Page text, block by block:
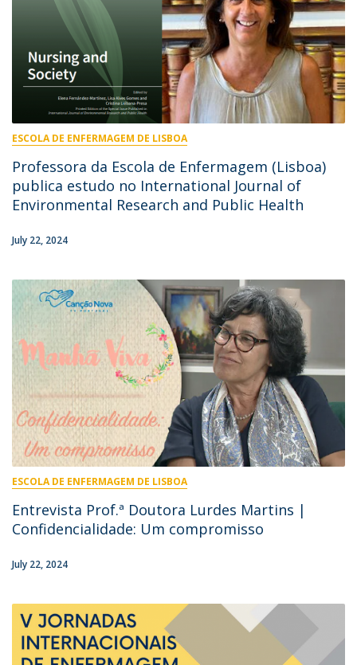
ESCOLA DE ENFERMAGEM DE LISBOA
Professora da Escola de Enfermagem (Lisboa)
publica estudo no International Journal of
Environmental Research and Public Health
July 22, 2024
ESCOLA DE ENFERMAGEM DE LISBOA
Entrevista Prof.ª Doutora Lurdes Martins |
Confidencialidade: Um compromisso
July 22, 2024